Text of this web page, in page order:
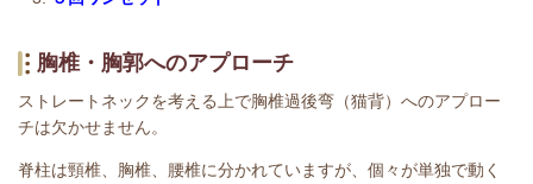
胸椎・胸郭へのアプローチ
ストレートネックを考える上で胸椎過後弯（猫背）へのアプロー
チは欠かせません。
脊柱は頸椎、胸椎、腰椎に分かれていますが、個々が単独で動く